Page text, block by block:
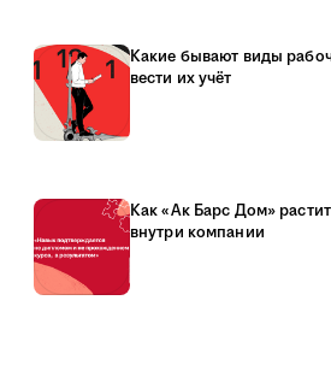
Какие бывают виды
вести их учёт
Как «Ак Барс Дом»
внутри компании